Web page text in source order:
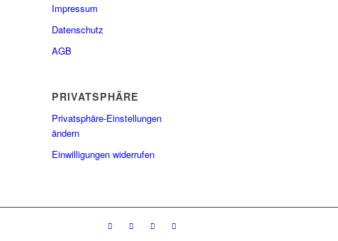
Impressum
Datenschutz
AGB
PRIVATSPHÄRE
Privatsphäre-Einstellungen
ändern
Einwilligungen widerrufen